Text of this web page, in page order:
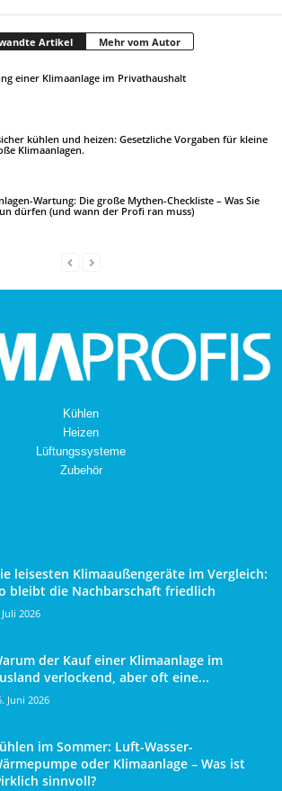
Artikel Mehr vom Autor
einer Klimaanlage im Privathaushalt
kühlen und heizen: Gesetzliche Vorgaben für kleine
Klimaanlagen.
Wartung: Die große Mythen-Checkliste – Was Sie
dürfen (und wann der Profi ran muss)
Kühlen
Heizen
Lüftungssysteme
Zubehör
leisesten Klimaaußengeräte im Vergleich:
bleibt die Nachbarschaft friedlich
2026
der Kauf einer Klimaanlage im
verlockend, aber oft eine...
Juni 2026
im Sommer: Luft-Wasser-
oder Klimaanlage – Was ist
sinnvoll?